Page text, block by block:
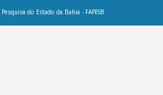
do Estado da Bahia - FAPESB